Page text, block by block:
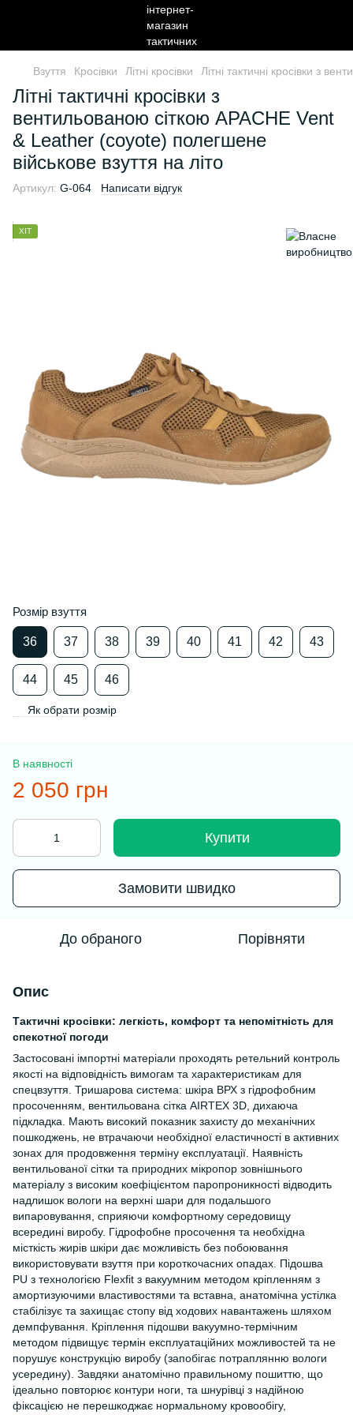
Взуття Кросівки Літні кросівки Літні тактичні кросівки з
Літні тактичні кросівки з
вентильованою сіткою APACHE Vent
& Leather (coyote) полегшене
військове взуття на літо
Артикул: G-064 Написати відгук
ХІТ
Розмір взуття
36 37 38 39 40 41 42 43
44 45 46
Як обрати розмір
В наявності
2 050 грн
Купити
Замовити швидко
До обраного Порівняти
Опис
Тактичні кросівки: легкість, комфорт та непомітність для
спекотної погоди
Застосовані імпортні матеріали проходять ретельний контроль
якості на відповідність вимогам та характеристикам для
спецвзуття. Тришарова система: шкіра ВРХ з гідрофобним
просоченням, вентильована сітка AIRTEX 3D, дихаюча
підкладка. Мають високий показник захисту до механічних
пошкоджень, не втрачаючи необхідної еластичності в активних
зонах для продовження терміну експлуатації. Наявність
вентильованої сітки та природних мікропор зовнішнього
матеріалу з високим коефіцієнтом паропроникності відводить
надлишок вологи на верхні шари для подальшого
випаровування, сприяючи комфортному середовищу
всередині виробу. Гідрофобне просочення та необхідна
місткість жирів шкіри дає можливість без побоювання
використовувати взуття при короткочасних опадах. Підошва
PU з технологією Flexfit з вакуумним методом кріпленням з
амортизуючими властивостями та вставна, анатомічна устілка
стабілізує та захищає стопу від ходових навантажень шляхом
демпфування. Кріплення підошви вакуумно-термічним
методом підвищує термін експлуатаційних можливостей та не
порушує конструкцію виробу (запобігає потраплянню вологи
усередину). Завдяки анатомічно правильному пошиттю, що
ідеально повторює контури ноги, та шнурівці з надійною
фіксацією не перешкоджає нормальному кровообігу,